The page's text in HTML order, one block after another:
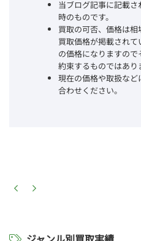
当ブログ記事に記載
時のものです。
買取の可否、価格は相
買取価格が掲載され
の価格になりますの
約束するものではあり
現在の価格や取扱な
合わせください。